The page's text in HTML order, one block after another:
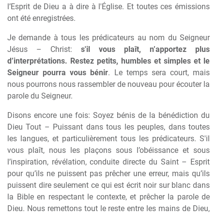
l’Esprit de Dieu a à dire à l'Église. Et toutes ces émissions
ont été enregistrées.
Je demande à tous les prédicateurs au nom du Seigneur
Jésus – Christ: s'il vous plaît, n’apportez plus
d’interprétations. Restez petits, humbles et simples et le
Seigneur pourra vous bénir. Le temps sera court, mais
nous pourrons nous rassembler de nouveau pour écouter la
parole du Seigneur.
Disons encore une fois: Soyez bénis de la bénédiction du
Dieu Tout – Puissant dans tous les peuples, dans toutes
les langues, et particulièrement tous les prédicateurs. S'il
vous plaît, nous les plaçons sous l’obéissance et sous
l’inspiration, révélation, conduite directe du Saint – Esprit
pour qu’ils ne puissent pas prêcher une erreur, mais qu’ils
puissent dire seulement ce qui est écrit noir sur blanc dans
la Bible en respectant le contexte, et prêcher la parole de
Dieu. Nous remettons tout le reste entre les mains de Dieu,